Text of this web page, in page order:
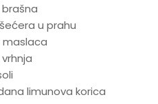
u prahu
maslaca
limunova korica